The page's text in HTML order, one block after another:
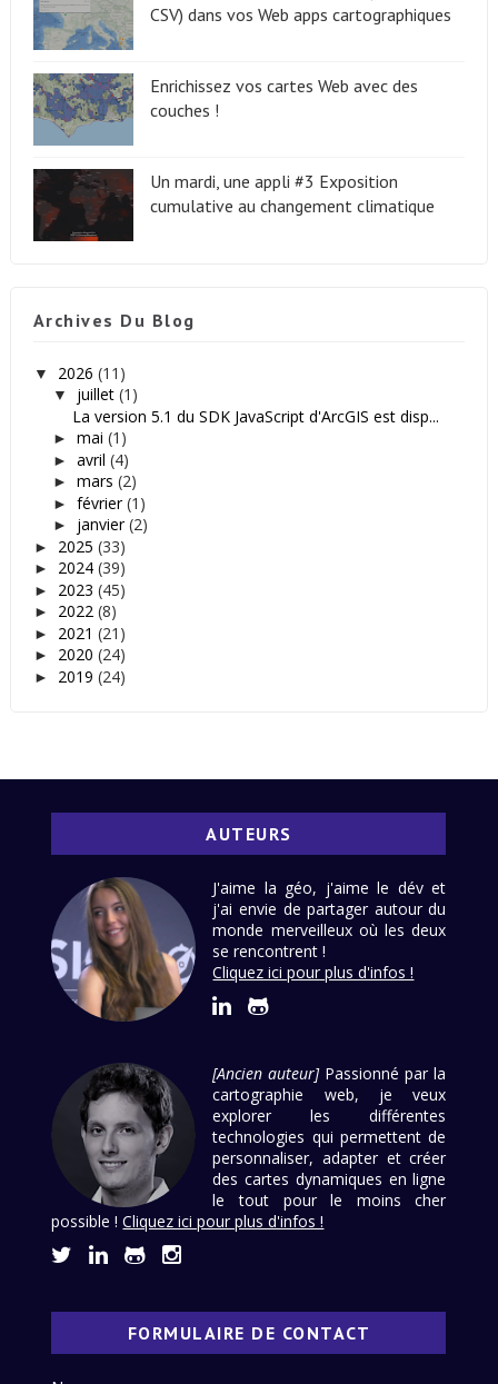
CSV) dans vos Web apps cartographiques
Enrichissez vos cartes Web avec des
couches !
Un mardi, une appli #3 Exposition
cumulative au changement climatique
Archives Du Blog
▼ 2026 (11)
▼ juillet (1)
La version 5.1 du SDK JavaScript d'ArcGIS est disp...
► mai (1)
► avril (4)
► mars (2)
► février(1)
► janvier(2)
► 2025 (33)
► 2024 (39)
► 2023 (45)
► 2022 (8)
► 2021 (21)
► 2020 (24)
► 2019 (24)
AUTEURS
J'aime la géo, j'aime le dév et
j'ai envie de partager autour du
monde merveilleux où les deux
se rencontrent !
Cliquez ici pour plus d'infos !
[Ancien auteur]Passionné par la
cartographie web, je veux
explorer les différentes
technologies qui permettent de
personnaliser, adapter et créer
des cartes dynamiques en ligne
le tout pour le moins cher
possible !Cliquez ici pour plus d'infos !
FORMULAIRE DE CONTACT